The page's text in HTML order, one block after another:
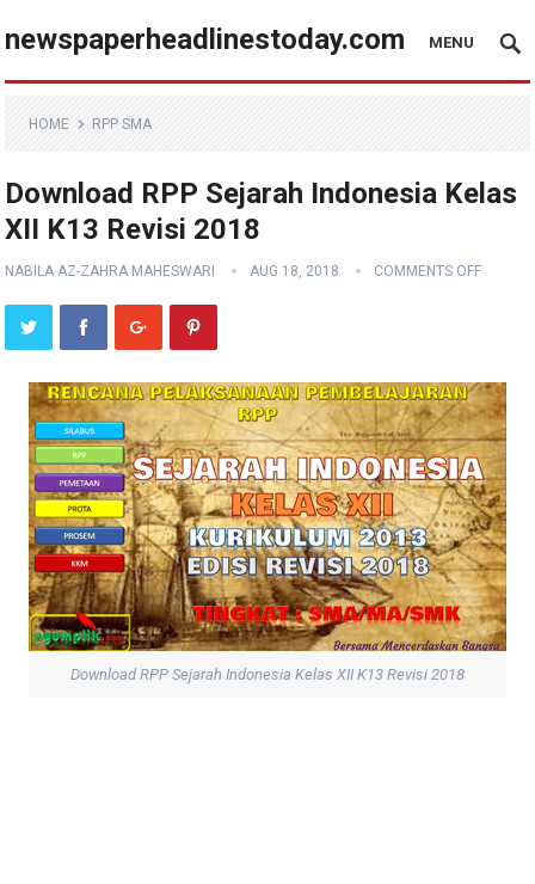
newspaperheadlinestoday.com MENU
HOME RPP SMA
Download RPP Sejarah Indonesia Kelas
XII K13 Revisi 2018
NABILA AZ-ZAHRA MAHESWARI AUG 18, 2018 COMMENTS OFF
Download RPP Sejarah Indonesia Kelas XII K13 Revisi 2018